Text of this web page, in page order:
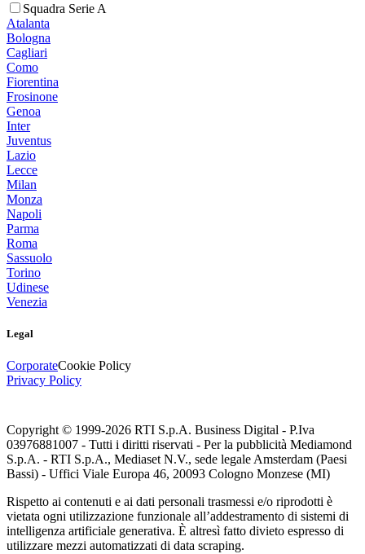
Squadra Serie A
Atalanta
Bologna
Cagliari
Como
Fiorentina
Frosinone
Genoa
Inter
Juventus
Lazio
Lecce
Milan
Monza
Napoli
Parma
Roma
Sassuolo
Torino
Udinese
Venezia
Legal
CorporateCookie Policy
Privacy Policy
Copyright © 1999-2026 RTI S.p.A. Business Digital - P.Iva
03976881007 - Tutti i diritti riservati - Per la pubblicità Mediamond
S.p.A. - RTI S.p.A., Mediaset N.V., sede legale Amsterdam (Paesi
Bassi) - Uffici Viale Europa 46, 20093 Cologno Monzese (MI)
Rispetto ai contenuti e ai dati personali trasmessi e/o riprodotti è
vietata ogni utilizzazione funzionale all’addestramento di sistemi di
intelligenza artificiale generativa. È altresì fatto divieto espresso di
utilizzare mezzi automatizzati di data scraping.